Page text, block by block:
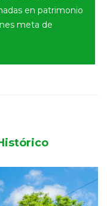
en patrimonio
meta de